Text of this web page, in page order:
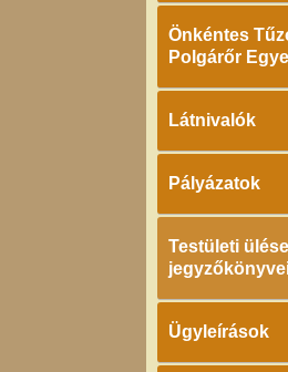
Önkéntes
Polgárőr
Látnivalók
Pályázatok
Testületi
Ügyleírások